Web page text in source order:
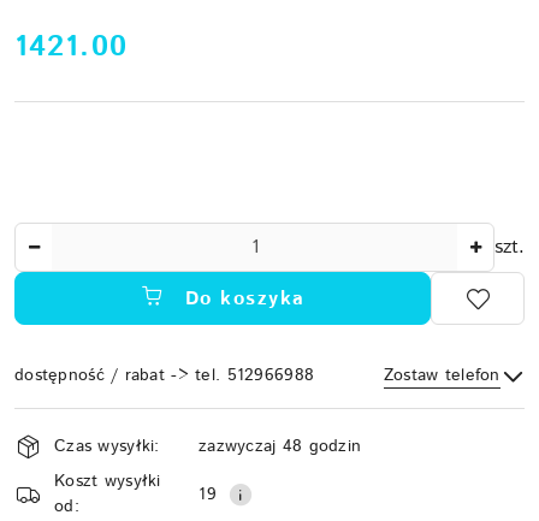
cena:
1421.00
szt.
Do koszyka
dostępność / rabat -> tel. 512966988 Zostaw telefon
Wyślij
Dostępność
i
dostawa
Czas wysyłki:
zazwyczaj 48 godzin
Koszt wysyłki
od:
19